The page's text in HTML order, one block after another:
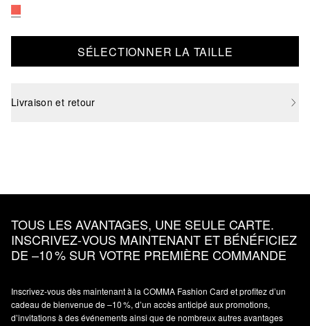
SÉLECTIONNER LA TAILLE
Livraison et retour
TOUS LES AVANTAGES, UNE SEULE CARTE.
INSCRIVEZ‑VOUS MAINTENANT ET BÉNÉFICIEZ
DE –10 % SUR VOTRE PREMIÈRE COMMANDE
Inscrivez‑vous dès maintenant à la COMMA Fashion Card et profitez d’un
cadeau de bienvenue de –10 %, d’un accès anticipé aux promotions,
d’invitations à des événements ainsi que de nombreux autres avantages